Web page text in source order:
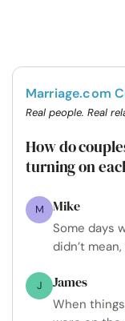
Marriage.com
Real people. Real
How do
turning on
M Mike
Some days
didn’t
J James
When